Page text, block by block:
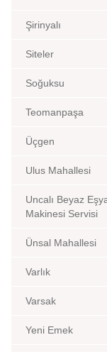
Şirinyalı
Siteler
Soğuksu
Teomanpaşa
Üçgen
Ulus Mahallesi
Uncalı Beyaz
Makinesi Servisi
Ünsal Mahallesi
Varlık
Varsak
Yeni Emek